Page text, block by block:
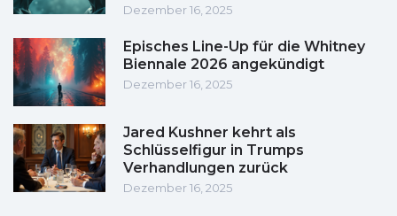
Dezember 16, 2025
Episches Line-Up für die Whitney
Biennale 2026 angekündigt
Dezember 16, 2025
Jared Kushner kehrt als
Schlüsselfigur in Trumps
Verhandlungen zurück
Dezember 16, 2025